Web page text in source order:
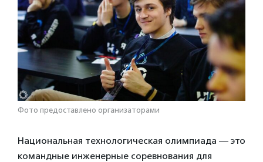
Фото предоставлено организаторами
Национальная технологическая олимпиада — это
командные инженерные соревнования для